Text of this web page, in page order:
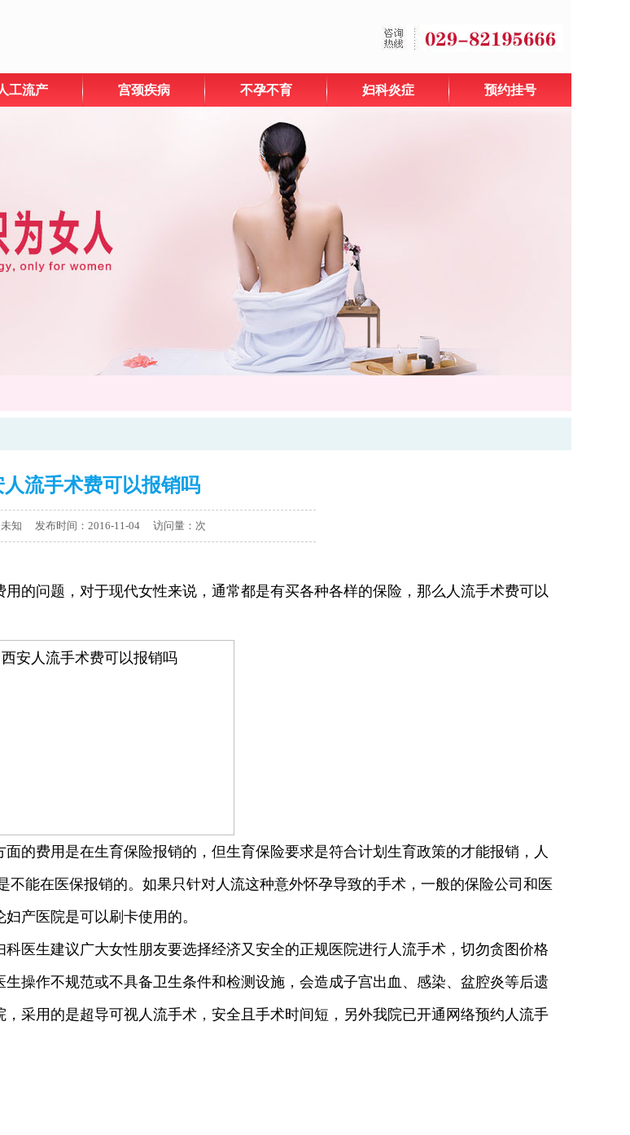
工流产 宫颈疾病 不孕不育 妇科炎症 预约挂号
人流手术费可以报销吗
知 发布时间：2016-11-04 访问量： 次
问题，对于现代女性来说，通常都是有买各种各样的保险，那么人流手术费可以
的费用是在生育保险报销的，但生育保险要求是符合计划生育政策的才能报销，人
能在医保报销的。如果只针对人流这种意外怀孕导致的手术，一般的保险公司和医
产医院是可以刷卡使用的。
医生建议广大女性朋友要选择经济又安全的正规医院进行人流手术，切勿贪图价格
操作不规范或不具备卫生条件和检测设施，会造成子宫出血、感染、盆腔炎等后遗
采用的是超导可视人流手术，安全且手术时间短，另外我院已开通网络预约人流手